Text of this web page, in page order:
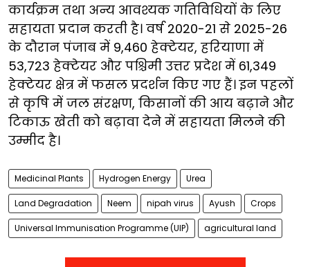
कार्यक्रम तथा अन्य आवश्यक गतिविधियों के लिए
सहायता प्रदान करती है। वर्ष 2020-21 से 2025-26
के दौरान पंजाब में 9,460 हेक्टेयर, हरियाणा में
53,723 हेक्टेयर और पश्चिमी उत्तर प्रदेश में 61,349
हेक्टेयर क्षेत्र में फसल प्रदर्शन किए गए हैं। इन पहलों
से कृषि में जल संरक्षण, किसानों की आय बढ़ाने और
टिकाऊ खेती को बढ़ावा देने में सहायता मिलने की
उम्मीद है।
Medicinal Plants Hydrogen Energy Urea
Land Degradation Neem nipah virus Ayush Crops
Universal Immunisation Programme (UIP) agricultural land